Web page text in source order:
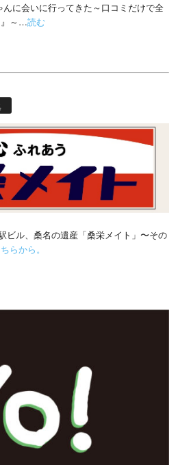
に会いに行ってきた～口コミだけで全
』～…読む
ビル、桑名の遺産「桑栄メイト」〜その
らから。